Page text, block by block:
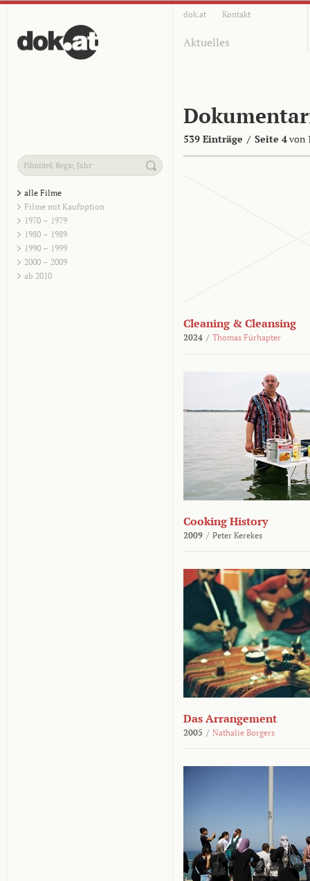
dok.at Kontakt
Aktuelles
539 Einträge / Seite 4von
alle Filme
Filme mit Kaufoption
1970 – 1979
1980 – 1989
1990 – 1999
2000 – 2009
ab 2010
Cleaning & Cleansing
2024 / Thomas Fürhapter
Cooking History
2009 / Peter Kerekes
Das Arrangement
2005 / Nathalie Borgers